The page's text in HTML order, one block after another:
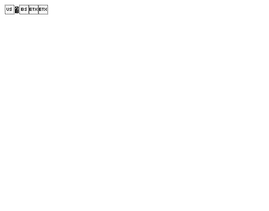
�